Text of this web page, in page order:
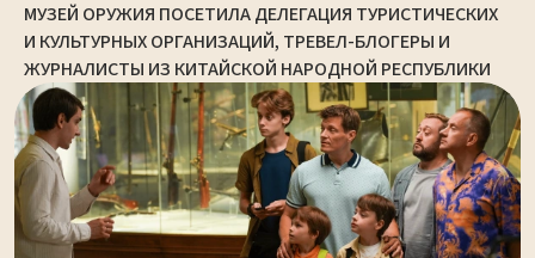
МУЗЕЙ ОРУЖИЯ ПОСЕТИЛА ДЕЛЕГАЦИЯ ТУРИСТИЧЕСКИХ
И КУЛЬТУРНЫХ ОРГАНИЗАЦИЙ, ТРЕВЕЛ-БЛОГЕРЫ И
ЖУРНАЛИСТЫ ИЗ КИТАЙСКОЙ НАРОДНОЙ РЕСПУБЛИКИ